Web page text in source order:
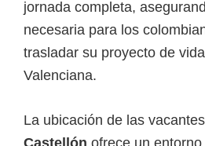
jornada completa,
necesaria para los
trasladar su proyecto de
Valenciana.
La ubicación de las
Castellón ofrece un